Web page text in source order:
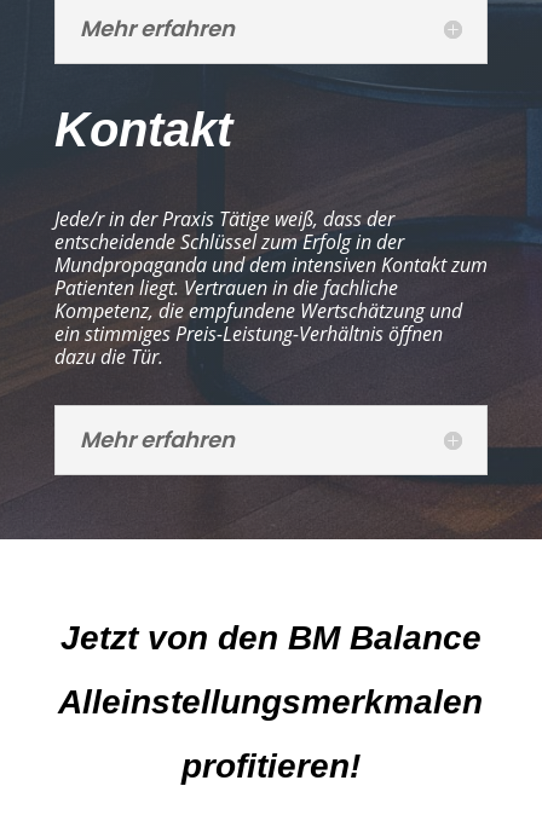
Mehr erfahren
Kontakt
Jede/r in der Praxis Tätige weiß, dass der
entscheidende Schlüssel zum Erfolg in der
Mundpropaganda und dem intensiven Kontakt zum
Patienten liegt. Vertrauen in die fachliche
Kompetenz, die empfundene Wertschätzung und
ein stimmiges Preis-Leistung-Verhältnis öffnen
dazu die Tür.
Mehr erfahren
Jetzt von den BM Balance
Alleinstellungsmerkmalen
profitieren!